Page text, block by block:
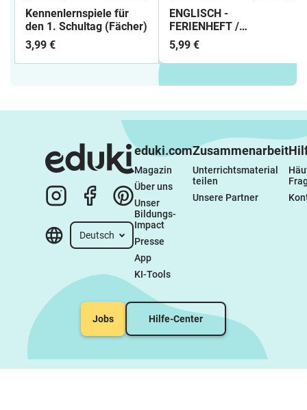
Kennenlernspiele für
den 1. Schultag (Fächer)
3,99 €
ENGLISCH -
FERIENHEFT /
WIEDERHOLUNGSHEFT -
5. Schulstufe (Lösungen
inkludiert)
5,99 €
Deutsch
eduki.com
Magazin
Über uns
Unser
Bildungs-
Impact
Presse
App
KI-Tools
Zusammenarbeit
Unterrichtsmaterial
teilen
Unsere Partner
Jobs Hilfe-Center